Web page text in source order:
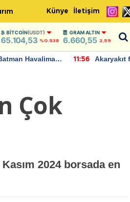
Künye İletişim
BITCOIN(USDT)
65.104,53 %0.538
GRAM ALTIN
6.660,55 2,59
Havalimanı
11:56
Akaryakıt
Çok
2024 borsada en